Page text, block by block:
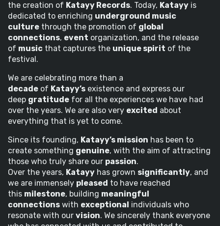
the creation of Katayy Records. Today, Katayy is
dedicated to enriching underground music
culture through the promotion of global
connections, event organization, and the release
of music that captures the unique spirit of the
festival.
We are celebrating more than a
decade of Katayy’s existence and express our
deep gratitude for all the experiences we have had
over the years. We are also very excited about
everything that is yet to come.
Since its founding, Katayy’s mission has been to
create something genuine, with the aim of attracting
those who truly share our passion.
Over the years, Katayy has grown significantly, and
we are immensely pleased to have reached
this milestone, building meaningful
connections with exceptional individuals who
resonate with our vision. We sincerely thank everyone